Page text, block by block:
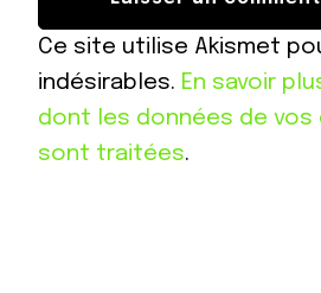
Ce site utilise Akismet
indésirables. En savoir
dont les données de vos
sont traitées.